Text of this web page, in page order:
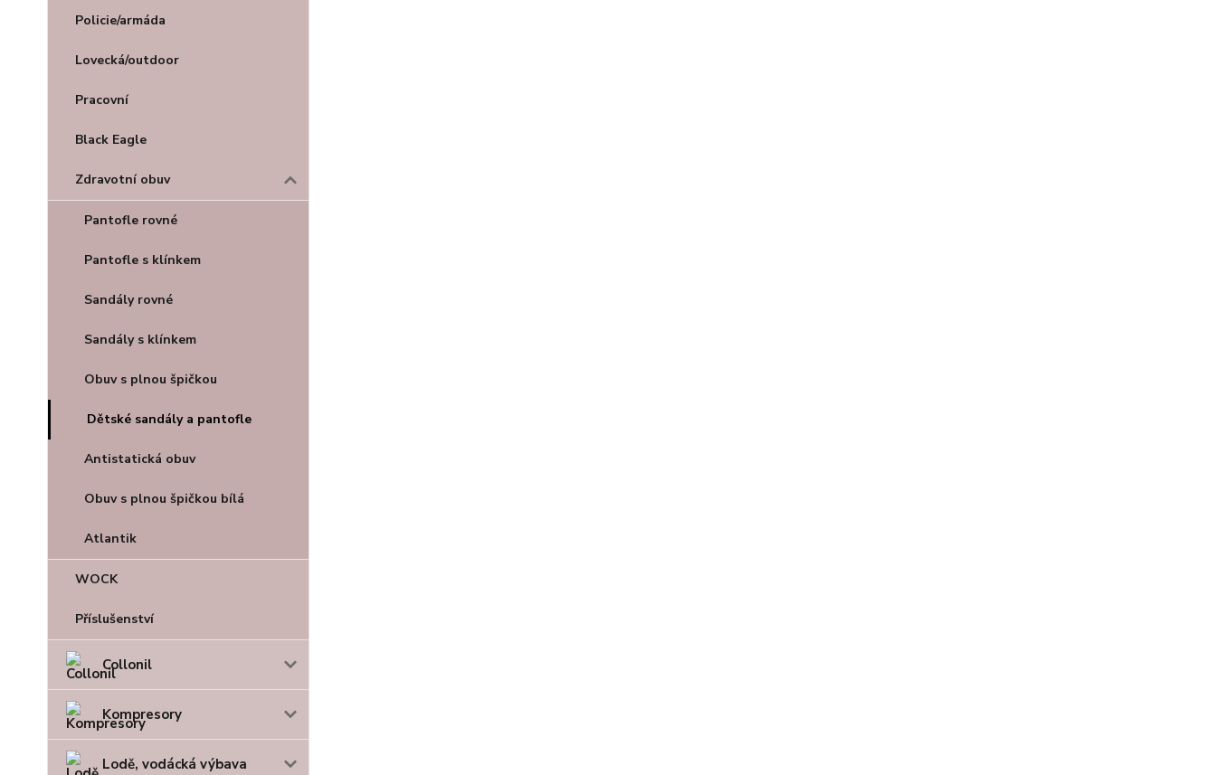
Policie/armáda
Lovecká/outdoor
Pracovní
Black Eagle
Zdravotní obuv
Pantofle rovné
Pantofle s klínkem
Sandály rovné
Sandály s klínkem
Obuv s plnou špičkou
Dětské sandály a pantofle
Antistatická obuv
Obuv s plnou špičkou bílá
Atlantik
WOCK
Příslušenství
Collonil
Kompresory
Lodě, vodácká výbava